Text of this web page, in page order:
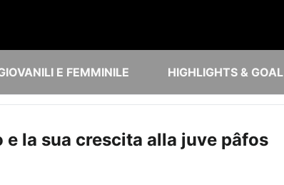
E FEMMINILE HIGHLIGHTS & GOAL
la sua crescita alla juve pâfos